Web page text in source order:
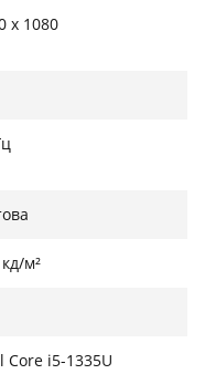
Пристрій пройшов
умовах
та
з глибоким
x 1080
м²
Core i5-1335U